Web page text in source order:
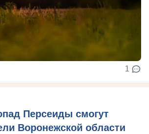
1
Персеиды смогут
Воронежской области